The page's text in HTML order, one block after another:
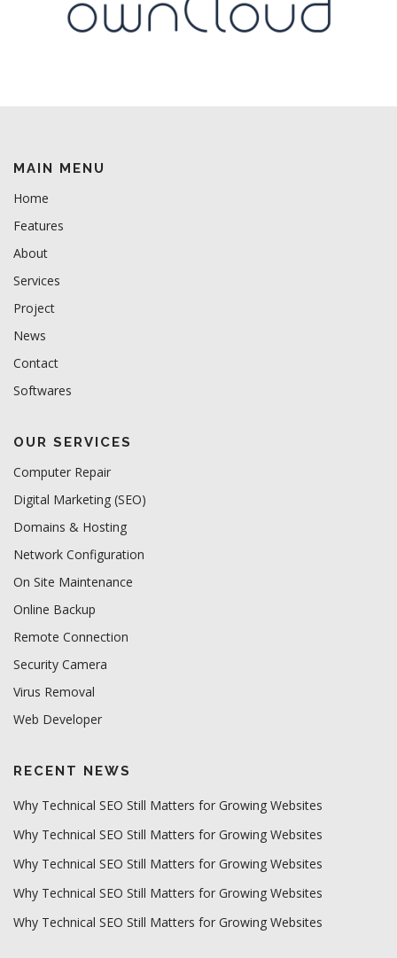
MAIN MENU
Home
Features
About
Services
Project
News
Contact
Softwares
OUR SERVICES
Computer Repair
Digital Marketing (SEO)
Domains & Hosting
Network Configuration
On Site Maintenance
Online Backup
Remote Connection
Security Camera
Virus Removal
Web Developer
RECENT NEWS
Why Technical SEO Still Matters for Growing Websites
Why Technical SEO Still Matters for Growing Websites
Why Technical SEO Still Matters for Growing Websites
Why Technical SEO Still Matters for Growing Websites
Why Technical SEO Still Matters for Growing Websites